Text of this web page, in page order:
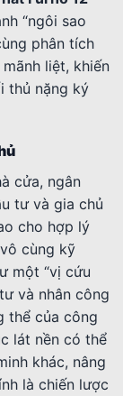
“ngôi sao
phân tích
liệt, khiến
thủ nặng ký
cửa, ngân
tư và gia chủ
cho hợp lý
cùng kỹ
một “vị cứu
và nhân công
thể của công
lát nền có thể
khác, nâng
là chiến lược